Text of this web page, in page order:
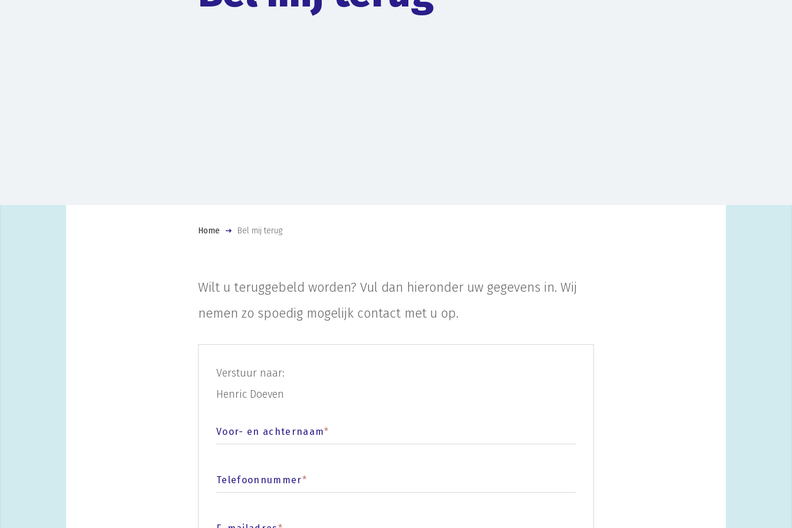
Home Bel mij terug
Wilt u teruggebeld worden? Vul dan hieronder uw gegevens in. Wij
nemen zo spoedig mogelijk contact met u op.
Verstuur naar:
Henric Doeven
Voor- en achternaam*
Telefoonnummer*